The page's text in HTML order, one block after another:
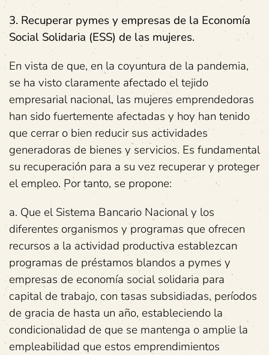
3. Recuperar pymes y empresas de la Economía
Social Solidaria (ESS) de las mujeres.
En vista de que, en la coyuntura de la pandemia,
se ha visto claramente afectado el tejido
empresarial nacional, las mujeres emprendedoras
han sido fuertemente afectadas y hoy han tenido
que cerrar o bien reducir sus actividades
generadoras de bienes y servicios. Es fundamental
su recuperación para a su vez recuperar y proteger
el empleo. Por tanto, se propone:
a. Que el Sistema Bancario Nacional y los
diferentes organismos y programas que ofrecen
recursos a la actividad productiva establezcan
programas de préstamos blandos a pymes y
empresas de economía social solidaria para
capital de trabajo, con tasas subsidiadas, períodos
de gracia de hasta un año, estableciendo la
condicionalidad de que se mantenga o amplie la
empleabilidad que estos emprendimientos